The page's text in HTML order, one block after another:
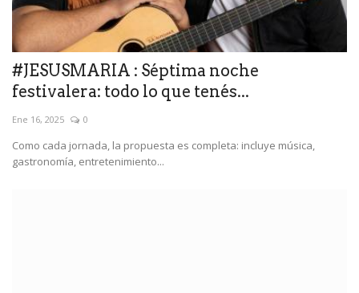
#JESUSMARIA : Séptima noche
festivalera: todo lo que tenés...
Ene 16, 2025 0
Como cada jornada, la propuesta es completa: incluye música,
gastronomía, entretenimiento...